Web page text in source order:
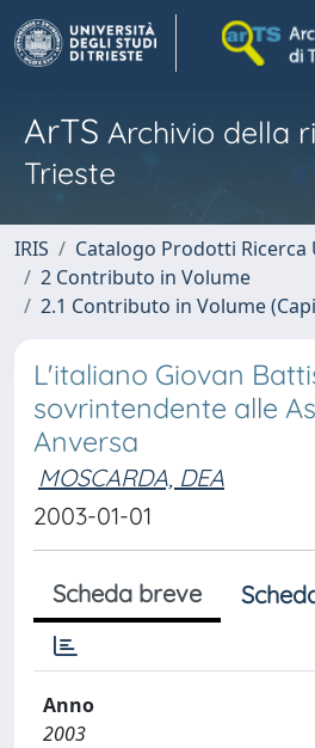
ArTS Archivio della
Trieste
IRIS
Catalogo Prodotti Ricerca
2 Contributo in Volume
2.1 Contributo in Volume
L'italiano Giovan
sovrintendente alle
Anversa
MOSCARDA, DEA
2003-01-01
Scheda breve
Anno
2003